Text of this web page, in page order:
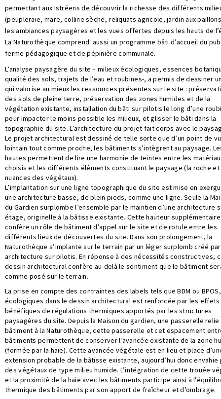
SEARCH AND PRESS ENTER
permettant aux Istréens de découvrir la richesse des différents
(peupleraie, mare, colline sèche, reliquats agricole, jardin aux
les ambiances paysagères et les vues offertes depuis les hauts de
La Naturothèque comprend aussi un programme bâti d’accueil du
ferme pédagogique et de pépinière communale.
L’analyse paysagère du site – milieux écologiques, essences
qualité des sols, trajets de l’eau et roubines-, a permis de dessiner
qui valorise au mieux les ressources présentes sur le site :
des sols de pleine terre, préservation des zones humides et de la
végétation existante, installation du bâti sur pilotis le long d’une
pour impacter le moins possible les milieux, et glisser le bâti dans la
topographie du site. L’architecture du projet fait corps avec le
Le projet architectural est dessiné de telle sorte que d’un point de
lointain tout comme proche, les bâtiments s’intègrent au paysage.
hautes permettent de lire une harmonie de teintes entre les
choisis et les différents éléments constituant le paysage (la roche et
nuances des végétaux).
L’implantation sur une ligne topographique du site est mise en
une architecture basse, de plein pieds, comme une ligne. Seule la
du Gardien surplombe l’ensemble par le maintien d’une architecture
étage, originelle à la bâtisse existante. Cette hauteur
confère un rôle de bâtiment d’appel sur le site et de rotule entre les
différents lieux de découvertes du site. Dans son prolongement, la
Naturothèque s’implante sur le terrain par un léger surplomb créé
architecture sur pilotis. En réponse à des nécessités constructives,
dessin architectural confère au-delà le sentiment que le bâtiment
comme posé sur le terrain.
La prise en compte des contraintes des labels tels que BDM ou BPOS,
écologiques dans le dessin architectural est renforcée par les effets
bénéfiques de régulations thermiques apportés par les structures
paysagères du site. Depuis la Maison du gardien, une passerelle relie
bâtiment à la Naturothèque, cette passerelle et cet espacement
bâtiments permettent de conserver l’avancée existante de la zone
(formée par la haie). Cette avancée végétale est en lieu et place
extension probable de la bâtisse existante, aujourd’hui donc envahie
des végétaux de type milieu humide. L’intégration de cette trouée
et la proximité de la haie avec les bâtiments participe ainsi à
thermique des bâtiments par son apport de fraîcheur et d’ombrage.